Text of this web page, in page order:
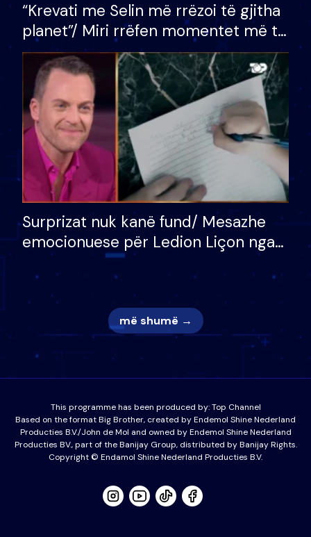
“Krevati me Selin më rrëzoi të gjitha
planet”/ Miri rrëfen momentet më të
bukura në shtëpinë e BB VIP: Do më
mungojë zilja e mëngjesit kur…
Surprizat nuk kanë fund/ Mesazhe
emocionuese për Ledion Liçon nga
nëna dhe fëmijët e tij, moderatori
nuk i mban dot lotët: Nuk meritoj…
më shumë →
This programme has been produced by:Top Channel
Based on the format Big Brother, created by Endemol Shine Nederland
Producties B.V./John de Mol and owned by Endemol Shine Nederland
Producties BV., part of the Banijay Group, distributed by Banijay Rights.
Copyright © Endamol Shine Nederland Producties B.V.